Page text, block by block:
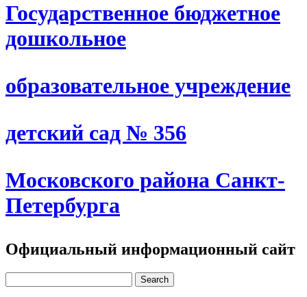
Государственное бюджетное
дошкольное
образовательное учреждение
детский сад № 356
Московского района Санкт-
Петербурга
Официальный информационный сайт